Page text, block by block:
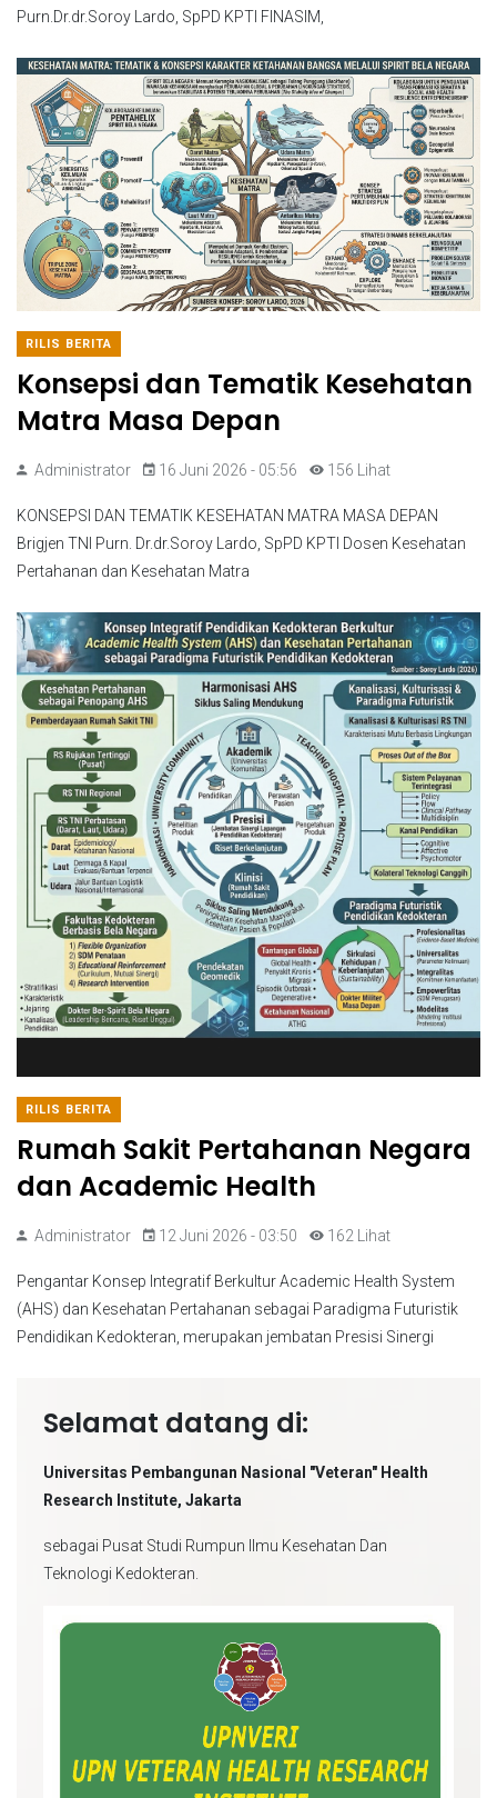
Purn.Dr.dr.Soroy Lardo, SpPD KPTI FINASIM,
RILIS BERITA
Konsepsi dan Tematik Kesehatan
Matra Masa Depan
Administrator 16 Juni 2026 - 05:56 156 Lihat
KONSEPSI DAN TEMATIK KESEHATAN MATRA MASA DEPAN
Brigjen TNI Purn. Dr.dr.Soroy Lardo, SpPD KPTI Dosen Kesehatan
Pertahanan dan Kesehatan Matra
RILIS BERITA
Rumah Sakit Pertahanan Negara
dan Academic Health
Administrator 12 Juni 2026 - 03:50 162 Lihat
Pengantar Konsep Integratif Berkultur Academic Health System
(AHS) dan Kesehatan Pertahanan sebagai Paradigma Futuristik
Pendidikan Kedokteran, merupakan jembatan Presisi Sinergi
Selamat datang di:
Universitas Pembangunan Nasional "Veteran" Health
Research Institute, Jakarta
sebagai Pusat Studi Rumpun Ilmu Kesehatan Dan
Teknologi Kedokteran.